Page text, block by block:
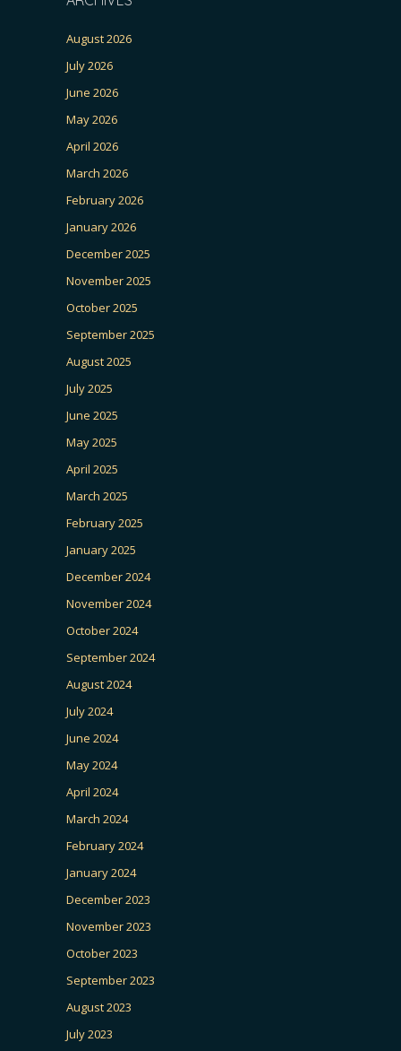
August 2026
July 2026
June 2026
May 2026
April 2026
March 2026
February 2026
January 2026
December 2025
November 2025
October 2025
September 2025
August 2025
July 2025
June 2025
May 2025
April 2025
March 2025
February 2025
January 2025
December 2024
November 2024
October 2024
September 2024
August 2024
July 2024
June 2024
May 2024
April 2024
March 2024
February 2024
January 2024
December 2023
November 2023
October 2023
September 2023
August 2023
July 2023